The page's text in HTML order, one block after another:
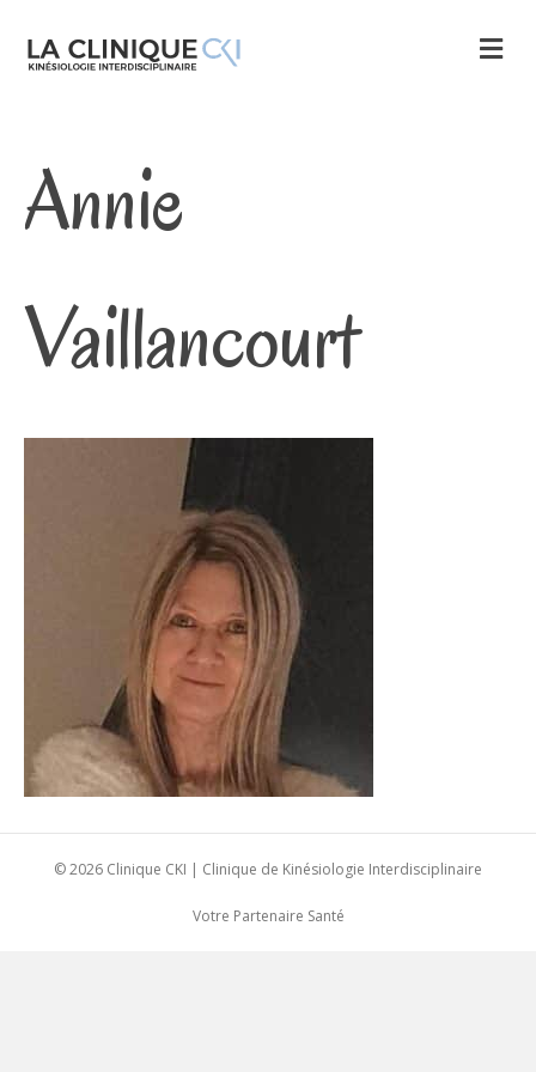
M
E
Annie
Vaillancourt
© 2026 Clinique CKI | Clinique de Kinésiologie Interdisciplinaire
Votre Partenaire Santé